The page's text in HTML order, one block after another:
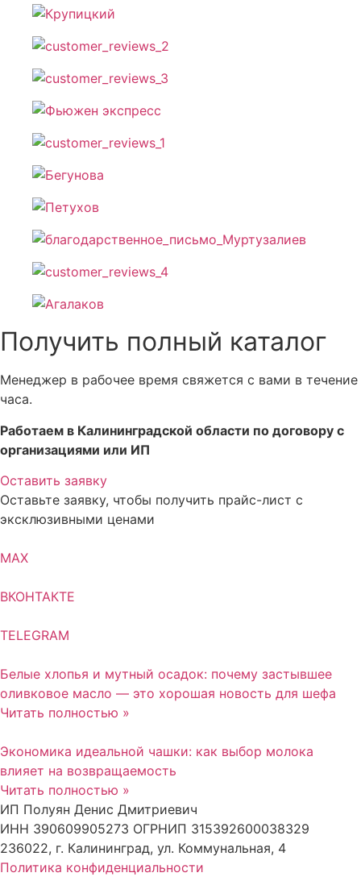
Получить полный каталог
Менеджер в рабочее время свяжется с вами в течение
часа.
Работаем в Калининградской области по договору с
организациями или ИП
Оставить заявку
Оставьте заявку, чтобы получить прайс-лист с
эксклюзивными ценами
MAX
ВКОНТАКТЕ
TELEGRAM
Белые хлопья и мутный осадок: почему застывшее
оливковое масло — это хорошая новость для шефа
Читать полностью »
Экономика идеальной чашки: как выбор молока
влияет на возвращаемость
Читать полностью »
ИП Полуян Денис Дмитриевич
ИНН 390609905273 ОГРНИП 315392600038329
236022, г. Калининград, ул. Коммунальная, 4
Политика конфиденциальности